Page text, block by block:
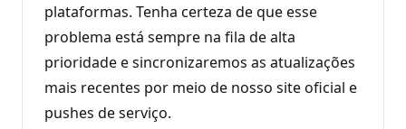
plataformas. Tenha certeza de que esse
problema está sempre na fila de alta
prioridade e sincronizaremos as atualizações
mais recentes por meio de nosso site oficial e
pushes de serviço.